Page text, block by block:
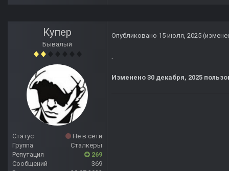
Купер
Бывалый
Статус
Не в сети
Группа
Сталкеры
Репутация
269
Сообщений
369
Опубликовано 15 июля, 2025
.
Изменено 30 декабря, 2025